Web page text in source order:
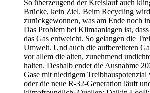
So überzeugend der Kreislauf auch
Brücke, kein Ziel. Beim Recycling
zurückgewonnen, was am Ende noch
Das Problem bei Klimaanlagen ist,
das Gas entweicht. So gelangen die
Umwelt. Und auch die aufbereiteten
vor allem die alten, zunehmend
halten. Deshalb endet die Ausnahme
Gase mit niedrigem
oder die neue R-32-Generation läuft